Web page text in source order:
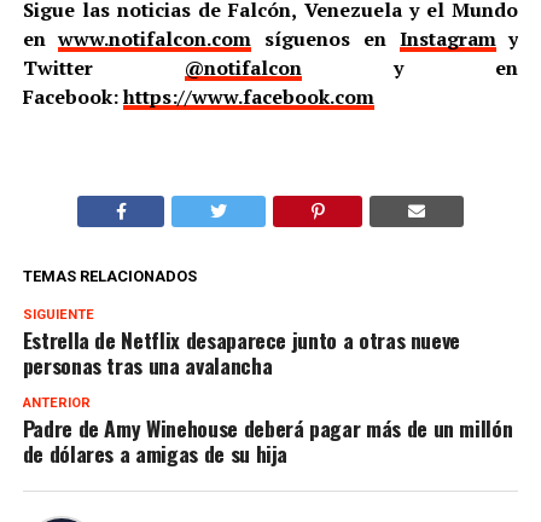
enwww.notifalcon.comsíguenos enInstagramy
Twitter@notifalcony en
Facebook:
https://www.facebook.com
Estrella de Netflix desaparece junto a otras nueve
personas tras una avalancha
ANTERIOR
Padre de Amy Winehouse deberá pagar más de un millón
de dólares a amigas de su hija